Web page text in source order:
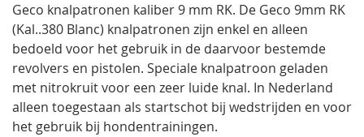
Geco knalpatronen kaliber 9 mm RK. De Geco 9mm RK
(Kal..380 Blanc) knalpatronen zijn enkel en alleen
bedoeld voor het gebruik in de daarvoor bestemde
revolvers en pistolen. Speciale knalpatroon geladen
met nitrokruit voor een zeer luide knal. In Nederland
alleen toegestaan als startschot bij wedstrijden en voor
het gebruik bij hondentrainingen.